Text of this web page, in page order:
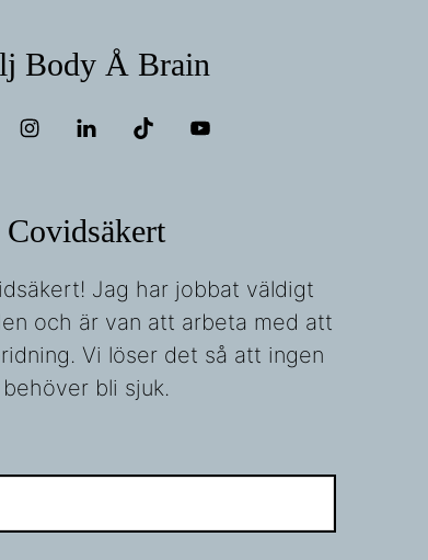
Body Å Brain
Covidsäkert
Jag har jobbat väldigt
och är van att arbeta med att
Vi löser det så att ingen
behöver bli sjuk.